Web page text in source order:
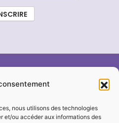
nous utilisons des technologies
et/ou accéder aux informations des